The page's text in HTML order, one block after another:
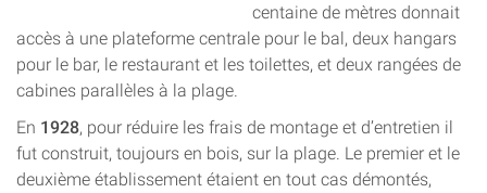
centaine de mètres donnait
accès à une plateforme centrale pour le bal, deux hangars
pour le bar, le restaurant et les toilettes, et deux rangées de
cabines parallèles à la plage.
En 1928, pour réduire les frais de montage et d’entretien il
fut construit, toujours en bois, sur la plage. Le premier et le
deuxième établissement étaient en tout cas démontés,